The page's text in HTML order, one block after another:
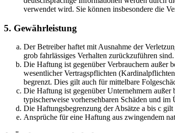
verwendet wird. Sie können insbesondere die
5. Gewährleistung
Der Betreiber haftet mit Ausnahme der
grob fahrlässiges Verhalten zurückzuführen
Die Haftung ist gegenüber Verbrauchern außer
wesentlicher Vertragspflichten
begrenzt. Dies gilt auch für mittelbare
Die Haftung ist gegenüber Unternehmern
typischerweise vorhersehbaren Schäden und
Die Haftungsbegrenzung der Absätze a bis c
Ansprüche für eine Haftung aus zwingendem